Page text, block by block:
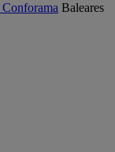
Baleares